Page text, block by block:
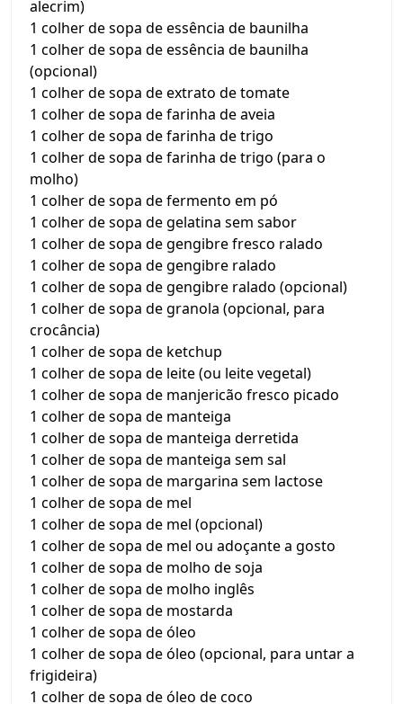
alecrim)
1 colher de sopa de essência de baunilha
1 colher de sopa de essência de baunilha
(opcional)
1 colher de sopa de extrato de tomate
1 colher de sopa de farinha de aveia
1 colher de sopa de farinha de trigo
1 colher de sopa de farinha de trigo (para o
molho)
1 colher de sopa de fermento em pó
1 colher de sopa de gelatina sem sabor
1 colher de sopa de gengibre fresco ralado
1 colher de sopa de gengibre ralado
1 colher de sopa de gengibre ralado (opcional)
1 colher de sopa de granola (opcional, para
crocância)
1 colher de sopa de ketchup
1 colher de sopa de leite (ou leite vegetal)
1 colher de sopa de manjericão fresco picado
1 colher de sopa de manteiga
1 colher de sopa de manteiga derretida
1 colher de sopa de manteiga sem sal
1 colher de sopa de margarina sem lactose
1 colher de sopa de mel
1 colher de sopa de mel (opcional)
1 colher de sopa de mel ou adoçante a gosto
1 colher de sopa de molho de soja
1 colher de sopa de molho inglês
1 colher de sopa de mostarda
1 colher de sopa de óleo
1 colher de sopa de óleo (opcional, para untar a
frigideira)
1 colher de sopa de óleo de coco